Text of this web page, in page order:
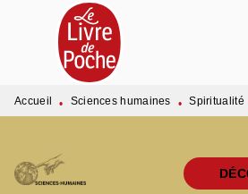
MENU RECHERCHE
PIED DE PAGE
Accueil • Sciences humaines • Spiritualité